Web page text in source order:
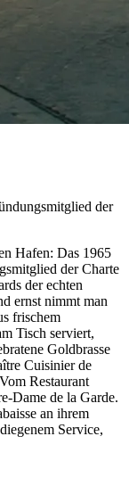
der
Hafen: Das 1965
der Charte
der echten
ernst nimmt man
frischem
Tisch serviert,
Goldbrasse
Cuisinier de
Restaurant
Dame de la Garde.
an ihrem
Service,